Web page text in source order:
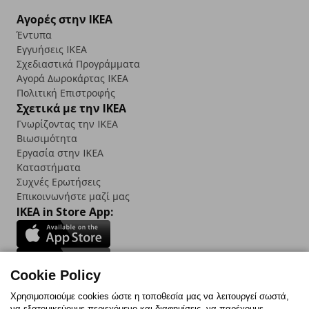
Αγορές στην IKEA
Έντυπα
Εγγυήσεις IKEA
Σχεδιαστικά Προγράμματα
Αγορά Δωρoκάρτας IKEA
Πολιτική Επιστροφής
Σχετικά με την IKEA
Γνωρίζοντας την IKEA
Βιωσιμότητα
Εργασία στην IKEA
Καταστήματα
Συχνές Ερωτήσεις
Επικοινωνήστε μαζί μας
IKEA in Store App:
Follow us:
Cookie Policy
Χρησιμοποιούμε cookies ώστε η τοποθεσία μας να λειτουργεί σωστά,